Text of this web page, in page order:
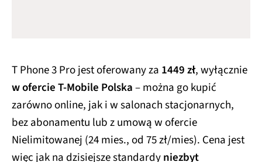
T Phone 3 Pro jest oferowany za 1449 zł, wyłącznie
w ofercie T-Mobile Polska– można go kupić
zarówno online, jak i w salonach stacjonarnych,
bez abonamentu lub z umową w ofercie
Nielimitowanej (24 mies., od 75 zł/mies). Cena jest
więc jak na dzisiejsze standardyniezbyt